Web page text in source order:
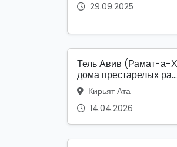
29.09.2025
Тель Авив (Рамат-а-
дома престарелых ра...
Кирьят Ата
14.04.2026